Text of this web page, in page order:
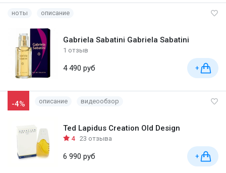
ноты описание
Gabriela Sabatini Gabriela Sabatini
1 отзыв
4 490 руб +
-4% описание видеообзор
Ted Lapidus Creation Old Design
4 23 отзыва
6 990 руб +